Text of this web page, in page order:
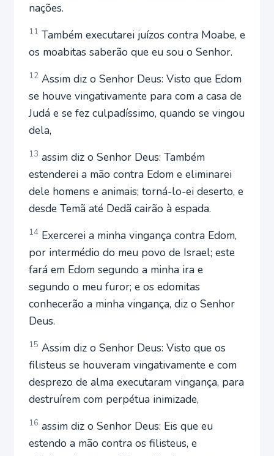
nações.
11 Também executarei juízos contra Moabe, e
os moabitas saberão que eu sou o Senhor.
12 Assim diz o Senhor Deus: Visto que Edom
se houve vingativamente para com a casa de
Judá e se fez culpadíssimo, quando se vingou
dela,
13 assim diz o Senhor Deus: Também
estenderei a mão contra Edom e eliminarei
dele homens e animais; torná-lo-ei deserto, e
desde Temã até Dedã cairão à espada.
14 Exercerei a minha vingança contra Edom,
por intermédio do meu povo de Israel; este
fará em Edom segundo a minha ira e
segundo o meu furor; e os edomitas
conhecerão a minha vingança, diz o Senhor
Deus.
15 Assim diz o Senhor Deus: Visto que os
filisteus se houveram vingativamente e com
desprezo de alma executaram vingança, para
destruírem com perpétua inimizade,
16 assim diz o Senhor Deus: Eis que eu
estendo a mão contra os filisteus, e